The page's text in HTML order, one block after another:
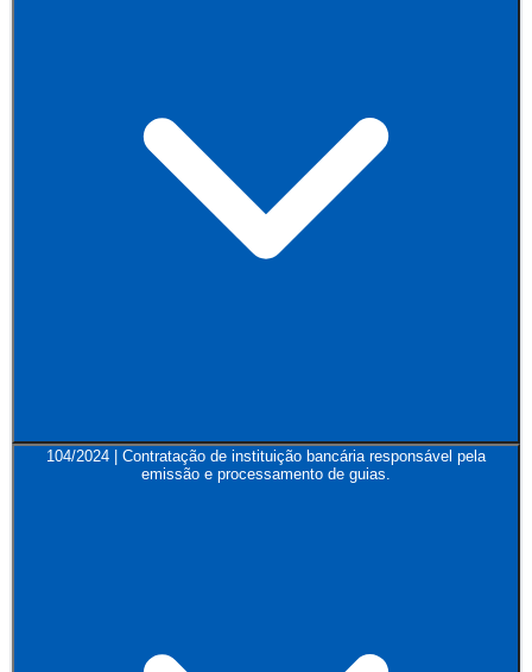
104/2024 | Contratação de instituição bancária responsável pela
emissão e processamento de guias.